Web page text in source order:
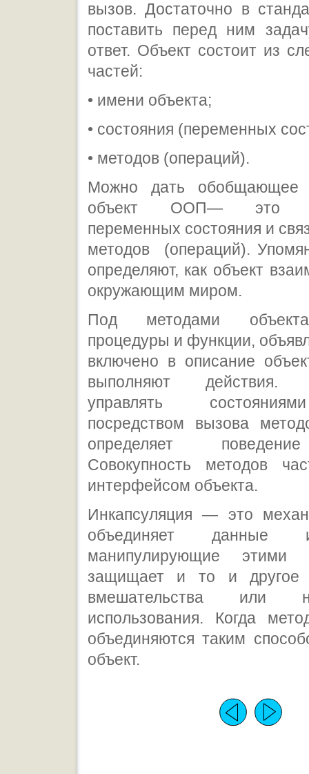
вызов. Достаточно в
поставить перед ним
ответ. Объект состоит из
частей:
• имени объекта;
• состояния (переменных
• методов (операций).
Можно дать обобщающее
объект ООП— это
переменных состояния и
методов (операций).
определяют, как объект
окружающим миром.
Под методами
процедуры и функции,
включено в описание
выполняют действия.
управлять
посредством вызова
определяет
Совокупность методов
интерфейсом объекта.
Инкапсуляция — это
объединяет данные
манипулирующие
защищает и то и другое
вмешательства или
использования. Когда
объединяются таким
объект.